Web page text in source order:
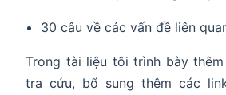
30 câu về các vấn đề liên
Trong tài liệu tôi trình bày
tra cứu, bổ sung thêm các